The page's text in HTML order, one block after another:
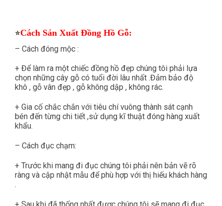
⭐Cách Sản Xuất Đồng Hồ Gỗ:
– Cách đóng mộc :
+ Để làm ra một chiếc đồng hồ đẹp chúng tôi phải lựa
chọn những cây gỗ có tuổi đời lâu nhất .Đảm bảo độ
khô , gỗ vân đẹp , gỗ không dập , không rác.
+ Gia cố chắc chắn với tiêu chí vuông thành sát cạnh
bén đến từng chi tiết ,sử dụng kĩ thuật đóng hàng xuất
khẩu.
– Cách đục chạm:
+ Trước khi mang đi đục chúng tôi phải nên bản vẽ rõ
ràng và cập nhật mẫu để phù hợp với thị hiếu khách hàng
.
+ Sau khi đã thống nhất được chúng tôi sẽ mang đi đục